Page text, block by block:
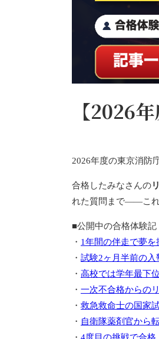
【2026
2026年度の東京消防
合格したみなさんの
れた質問まで——これ
■公開中の合格体験記
・ 1年間の伴走で夢
・ 試験2ヶ月半前の
・ 高校では学年最下
・ 一次不合格からの
・ 救急救命士の国家
・ 自衛隊薬剤官から